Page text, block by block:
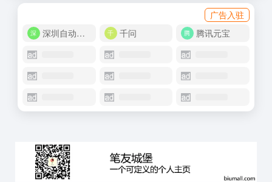
广告入驻
深圳自动化商城
千问 腾讯元宝